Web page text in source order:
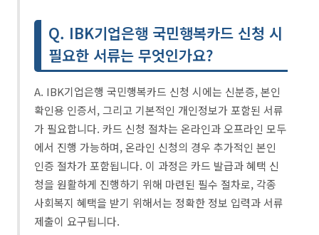
Q. IBK기업은행 국민행복카드 신청 시
필요한 서류는 무엇인가요?
A. IBK기업은행 국민행복카드 신청 시에는 신분증, 본인
확인용 인증서, 그리고 기본적인 개인정보가 포함된 서류
가 필요합니다. 카드 신청 절차는 온라인과 오프라인 모두
에서 진행 가능하며, 온라인 신청의 경우 추가적인 본인
인증 절차가 포함됩니다. 이 과정은 카드 발급과 혜택 신
청을 원활하게 진행하기 위해 마련된 필수 절차로, 각종
사회복지 혜택을 받기 위해서는 정확한 정보 입력과 서류
제출이 요구됩니다.